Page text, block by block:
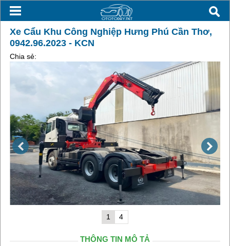
Xe Cẩu Khu Công Nghiệp Hưng Phú Cần Thơ,
0942.96.2023 - KCN
Chia sẻ:
1 4
THÔNG TIN MÔ TẢ